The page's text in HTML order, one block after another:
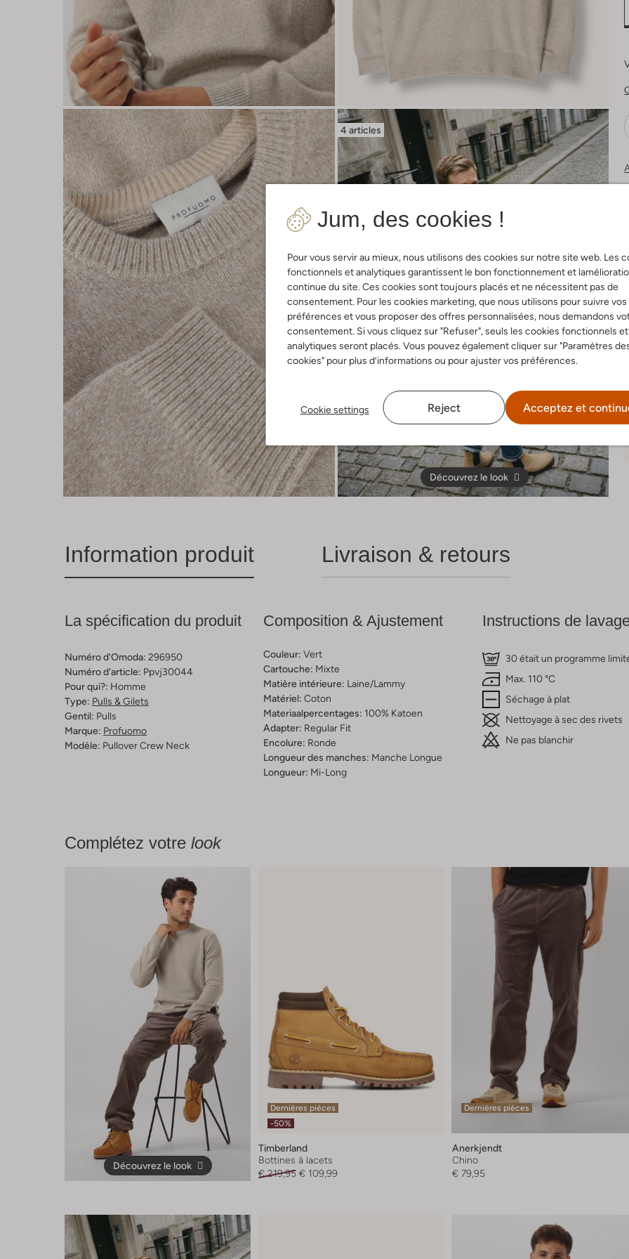
Jum, des cookies !
Pour vous servir au mieux, nous utilisons des cookies sur notre site web. Les
fonctionnels et analytiques garantissent le bon fonctionnement et
continue du site. Ces cookies sont toujours placés et ne nécessitent pas de
consentement. Pour les cookies marketing, que nous utilisons pour suivre vos
préférences et vous proposer des offres personnalisées, nous demandons
consentement. Si vous cliquez sur "Refuser", seuls les cookies fonctionnels et
analytiques seront placés. Vous pouvez également cliquer sur "Paramètres
cookies" pour plus d’informations ou pour ajuster vos préférences.
Cookie settings Reject Acceptez et
4 articles
Découvrez le look
Information produit Livraison & retours
La spécification du produit
Numéro d'Omoda: 296950
Numéro d'article: Ppvj30044
Pour qui?: Homme
Type: Pulls & Gilets
Gentil: Pulls
Marque: Profuomo
Modèle: Pullover Crew Neck
Composition & Ajustement
Couleur: Vert
Cartouche: Mixte
Matière intérieure: Laine/lammy
Matériel: Coton
Materiaalpercentages: 100% Katoen
Adapter: Regular Fit
Encolure: Ronde
Longueur des manches: Manche Longue
Longueur: Mi-Long
Instructions de
30 était un programme
Max. 110 °C
Séchage à plat
Nettoyage à sec des rivets
Ne pas blanchir
Complétez votre look
Découvrez le look
Dernières pièces
-50%
Timberland
Bottines à lacets
€ 219,95 € 109,99
Dernières pièces
Anerkjendt
Chino
€ 79,95